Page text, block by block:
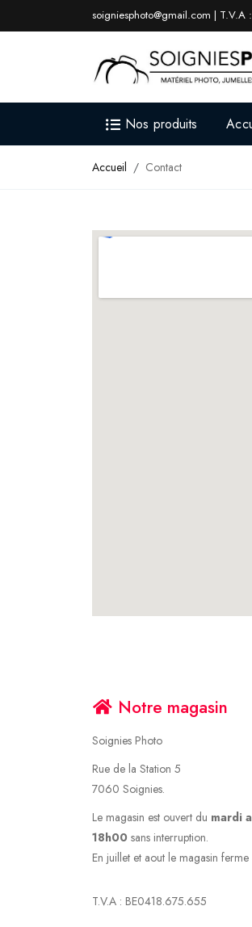
soigniesphoto@gmail.com |
Nos produits
Accueil Contact
Notre magasin
Soignies Photo
Rue de la Station 5
7060 Soignies.
Le magasin est ouvert du mardi
18h00 sans interruption.
En juillet et aout le magasin
T.V.A : BE0418.675.655